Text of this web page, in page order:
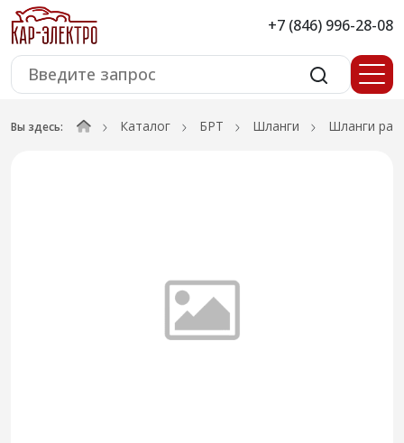
+7 (846) 996-28-08
Вы здесь: Каталог БРТ Шланги Шланги